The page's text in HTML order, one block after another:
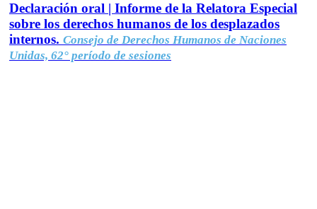
Declaración oral | Informe de la Relatora Especial
sobre los derechos humanos de los desplazados
internos. Consejo de Derechos Humanos de Naciones
Unidas, 62° período de sesiones